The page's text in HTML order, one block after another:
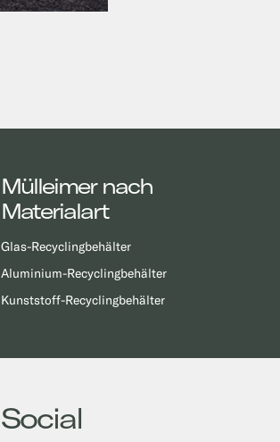
Mülleimer nach
Materialart
Glas-Recyclingbehälter
Aluminium-Recyclingbehälter
Kunststoff-Recyclingbehälter
Social